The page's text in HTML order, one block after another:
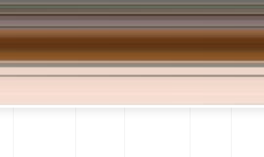
TOPLAM
1.687,95 649,80 354,39